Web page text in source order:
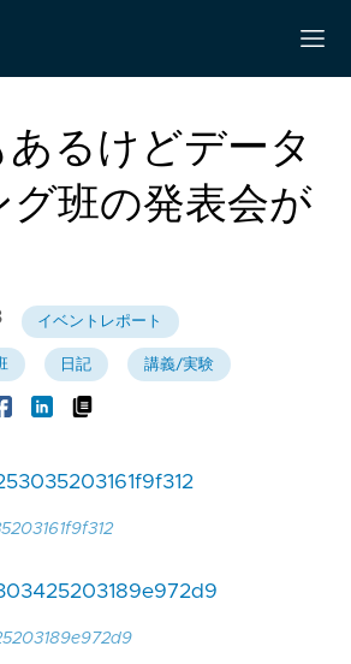
あるけどデータ
グ班の発表会が
イベントレポート
日記 講義/実験